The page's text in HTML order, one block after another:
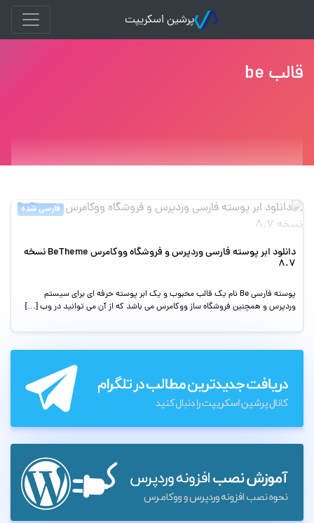
پرشین اسکریپت
قالب be
فارسی شده
دانلود ابر پوسته فارسی وردپرس و فروشگاه ووکامرس BeTheme نسخه
8.7
پوسته فارسی Be نام یک قالب محبوب و یک ابر پوسته حرفه ای برای سیستم
وردپرس و همچنین فروشگاه ساز ووکامرس می باشد که از آن می توانید در وب […]